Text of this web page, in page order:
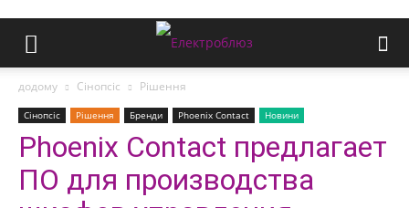
додому Сінопсіс Рішення
Сінопсіс Рішення Бренди Phoenix Contact Новини
Phoenix Contact предлагает
ПО для производства